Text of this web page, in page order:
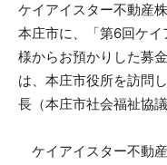
ケイアイスター不動産
本庄市に、「第6回ケ
様からお預かりした募
は、本庄市役所を訪
長（本庄市社会福祉協
ケイアイスター不動